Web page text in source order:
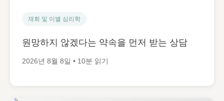
재회 및 이별 심리학
원망하지 않겠다는 약속을 먼저 받는 상담
2026년 8월 8일 • 10분 읽기